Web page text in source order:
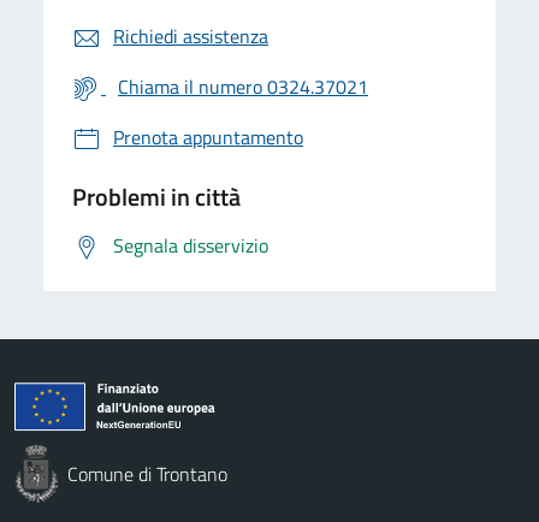
Richiedi assistenza
Chiama il numero 0324.37021
Prenota appuntamento
Problemi in città
Segnala disservizio
Comune di Trontano